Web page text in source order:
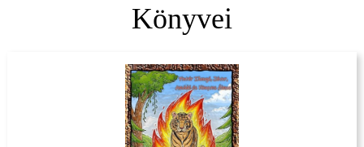
Könyvei